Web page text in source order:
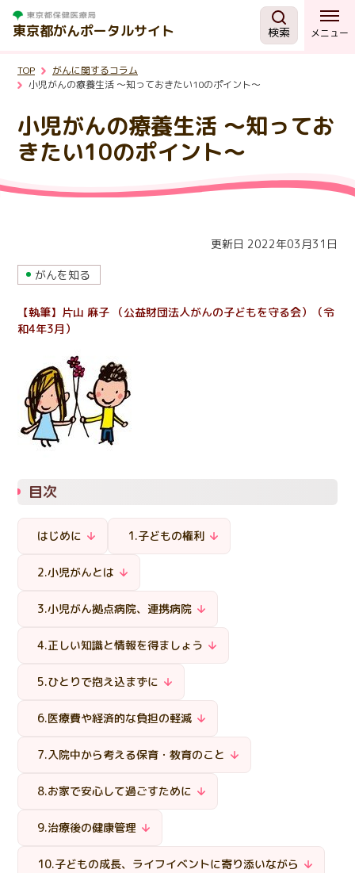
東京都がんポータルサイト 検索 メニュー
がんを知る
予防・検診
支援・助成制度
東京都の取組
医療従事者の方へ
リンク集
日本語
한국어
繁體中文
TOP
がんに関するコラム
小児がんの療養生活 ～知っておきたい10のポイント～
小児がんの療養生活 ～知ってお
きたい10のポイント～
更新日 2022年03月31日
がんを知る
【執筆】片山 麻子 （公益財団法人がんの子どもを守る会）（令
和4年3月）
目次
はじめに 1.子どもの権利
2.小児がんとは
3.小児がん拠点病院、連携病院
4.正しい知識と情報を得ましょう
5.ひとりで抱え込まずに
6.医療費や経済的な負担の軽減
7.入院中から考える保育・教育のこと
8.お家で安心して過ごすために
9.治療後の健康管理
10.子どもの成長、ライフイベントに寄り添いながら